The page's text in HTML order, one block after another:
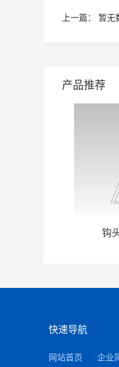
上一篇： 暂无
产品推荐
钩
快速导航
网站首页 企业